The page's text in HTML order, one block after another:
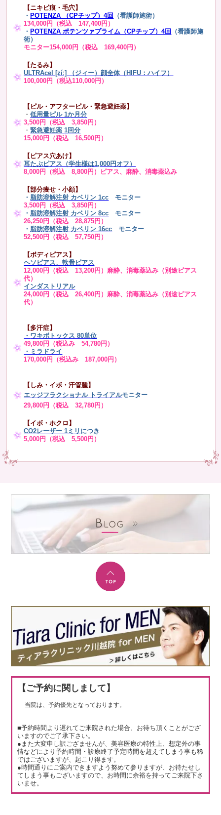
【ニキビ痕・毛穴】
・ POTENZA （CPチップ）4回
（看護師施術）
134,000円（税込 147,400円）
・ POTENZA ポテンツァプライム（CPチップ）4回
（看護師施
術）
モニター154,000円（税込 169,400円）
【たるみ】
ULTRAcel [zíː] （ジィー）顔全体（HIFU：ハイフ）
100,000円（税込110,000円）
【ピル・アフターピル・緊急避妊薬】
・低用量ピル 1か月分
3,500円（税込 3,850円）
・緊急避妊薬 1回分
15,000円（税込 16,500円）
【ピアス穴あけ】
耳たぶピアス（学生様は1,000円オフ）
8,000円（税込 8,800円）ピアス、麻酔、消毒薬込み
【部分痩せ・小顔】
・ 脂肪溶解注射 カベリン 1cc モニター
3,500円（税込 3,850円）
・ 脂肪溶解注射 カベリン 8cc モニター
26,250円（税込 28,875円）
・ 脂肪溶解注射 カベリン 16cc
モニター
52,500円（税込 57,750円）
【ボディピアス】
ヘソピアス、軟骨ピアス
12,000円（税込 13,200円）麻酔、消毒薬込み（別途ピアス
代）
インダストリアル
24,000円（税込 26,400円）麻酔、消毒薬込み（別途ピアス
代）
【多汗症】
・ ワキボトックス 80単位
49,800円（税込み 54,780円）
・ミラドライ
170,000円（税込み 187,000円）
【しみ・イボ・汗管腫】
エッジフラクショナル トライアルモニター
29,800円（税込 32,780円）
【イボ・ホクロ】
CO2レーザー 1ミリ につき
5,000円（税込 5,500円）
【ご予約に関しまして】
当院は、予約優先となっております。
■予約時間より遅れてご来院された場合、お待ち頂くことがござ
いますのでご了承下さい。
●また大変申し訳ござませんが、美容医療の特性上、想定外の事
情などにより予約時間・診療終了予定時間を超えてしまう事も稀
ではございますが、起こり得ます。
●時間通りにご案内できますよう努めて参りますが、お待たせし
てしまう事もございますので、お時間に余裕を持ってご来院下さ
いませ。